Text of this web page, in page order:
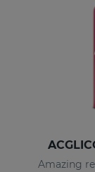
Amazing